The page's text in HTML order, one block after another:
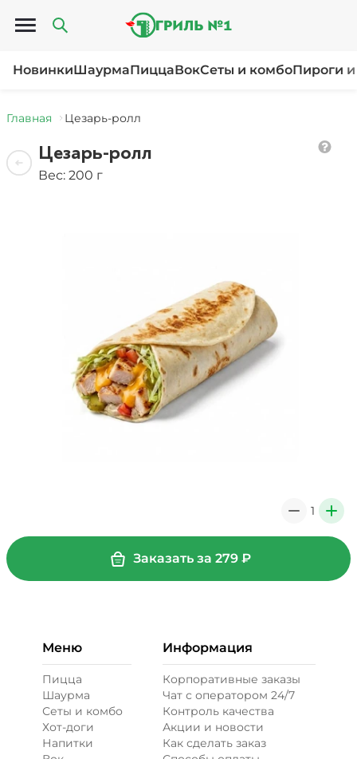
Открыть меню
НовинкиШаурмаПиццаВокСеты и комбоПироги
Главная Цезарь-ролл
Цезарь-ролл
Вес: 200 г
1 +
Заказать за 279₽
Меню
Пицца
Шаурма
Сеты и комбо
Хот-доги
Напитки
Информация
Корпоративные заказы
Чат с оператором 24/7
Контроль качества
Акции и новости
Как сделать заказ